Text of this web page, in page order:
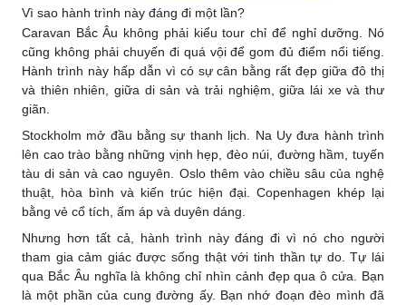
Vì sao hành trình này đáng đi một lần?
Caravan Bắc Âu không phải kiểu tour chỉ để nghỉ dưỡng. Nó
cũng không phải chuyến đi quá vội để gom đủ điểm nổi tiếng.
Hành trình này hấp dẫn vì có sự cân bằng rất đẹp giữa đô thị
và thiên nhiên, giữa di sản và trải nghiệm, giữa lái xe và thư
giãn.
Stockholm mở đầu bằng sự thanh lịch. Na Uy đưa hành trình
lên cao trào bằng những vịnh hẹp, đèo núi, đường hầm, tuyến
tàu di sản và cao nguyên. Oslo thêm vào chiều sâu của nghệ
thuật, hòa bình và kiến trúc hiện đại. Copenhagen khép lại
bằng vẻ cổ tích, ấm áp và duyên dáng.
Nhưng hơn tất cả, hành trình này đáng đi vì nó cho người
tham gia cảm giác được sống thật với tinh thần tự do. Tự lái
qua Bắc Âu nghĩa là không chỉ nhìn cảnh đẹp qua ô cửa. Bạn
là một phần của cung đường ấy. Bạn nhớ đoạn đèo mình đã